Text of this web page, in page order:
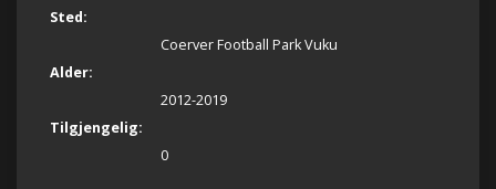
Sted:
Coerver Football Park Vuku
Alder:
2012-2019
Tilgjengelig:
0